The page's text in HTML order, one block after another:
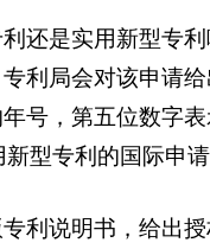
还是实用新型专
利局会对该申请
号，第五位数字
型专利的国际申
利说明书，给出